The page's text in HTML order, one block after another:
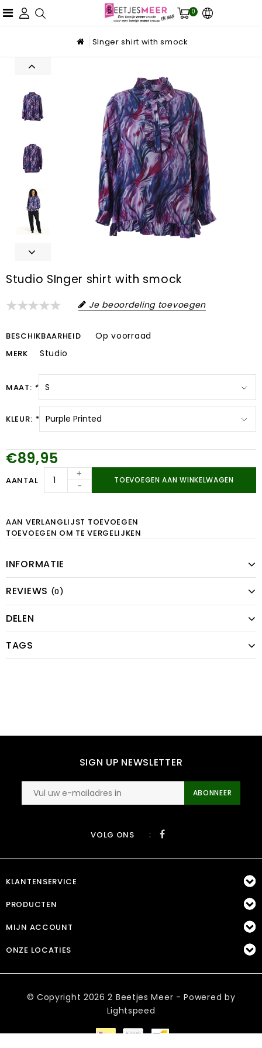
0
SInger shirt with smock
Studio SInger shirt with smock
Je beoordeling toevoegen
BESCHIKBAARHEID Op voorraad
MERK Studio
MAAT: *
KLEUR: *
€89,95
AANTAL
+
-
TOEVOEGEN AAN WINKELWAGEN
AAN VERLANGLIJST TOEVOEGEN
TOEVOEGEN OM TE VERGELIJKEN
INFORMATIE
REVIEWS (0)
DELEN
TAGS
SIGN UP NEWSLETTER
ABONNEER
VOLG ONS :
KLANTENSERVICE
PRODUCTEN
MIJN ACCOUNT
ONZE LOCATIES
© Copyright 2026 2 Beetjes Meer - Powered by
Lightspeed